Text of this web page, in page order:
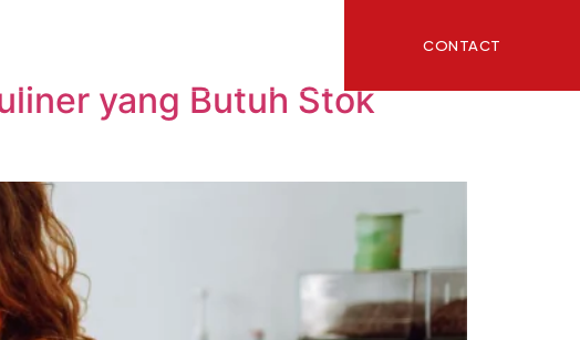
CONTACT
yang Butuh Stok